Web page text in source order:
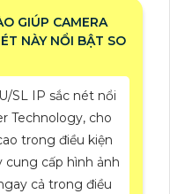
GIÚP CAMERA
NÀY NỔI BẬT SO
SL IP sắc nét nổi
Technology, cho
trong điều kiện
cung cấp hình ảnh
cả trong điều